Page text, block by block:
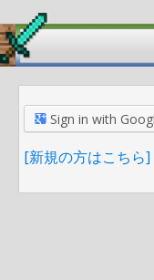
Sign in with
[新規の方はこちら]